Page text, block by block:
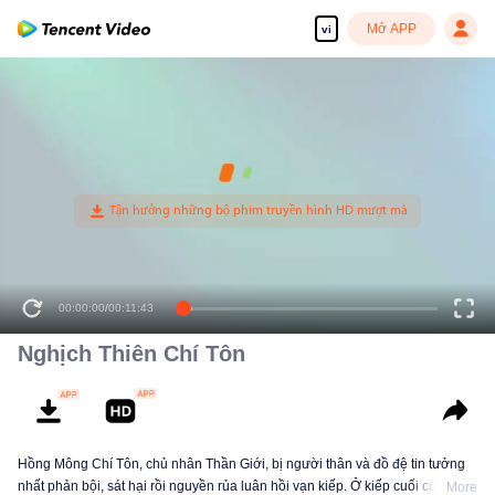
vi Mở APP
00:00:00/00:11:43
Nghịch Thiên Chí Tôn
Hồng Mông Chí Tôn, chủ nhân Thần Giới, bị người thân và đồ đệ tin tưởng
nhất phản bội, sát hại rồi nguyền rủa luân hồi vạn kiếp. Ở kiếp cuối cùng,More